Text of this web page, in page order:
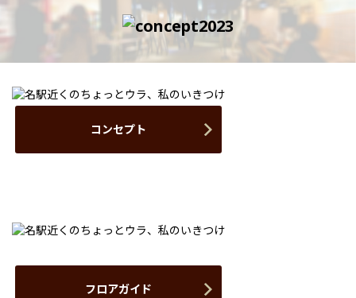
コンセプト
フロアガイド